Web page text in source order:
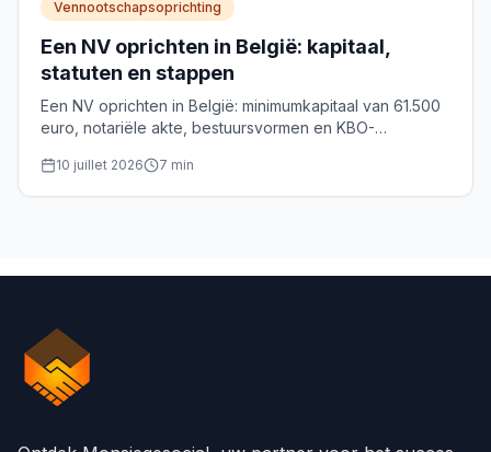
Vennootschapsoprichting
Een NV oprichten in België: kapitaal,
statuten en stappen
Een NV oprichten in België: minimumkapitaal van 61.500
euro, notariële akte, bestuursvormen en KBO-
10 juillet 2026 7 min